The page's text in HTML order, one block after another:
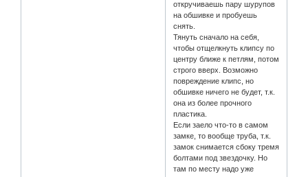
откручиваешь пару шурупов
на обшивке и пробуешь
снять.
Тянуть сначало на себя,
чтобы отщелкнуть клипсу по
центру ближе к петлям, потом
строго вверх. Возможно
повреждение клипс, но
обшивке ничего не будет, т.к.
она из более прочного
пластика.
Если заело что-то в самом
замке, то вообще труба, т.к.
замок снимается сбоку тремя
болтами под звездочку. Но
там по месту надо уже